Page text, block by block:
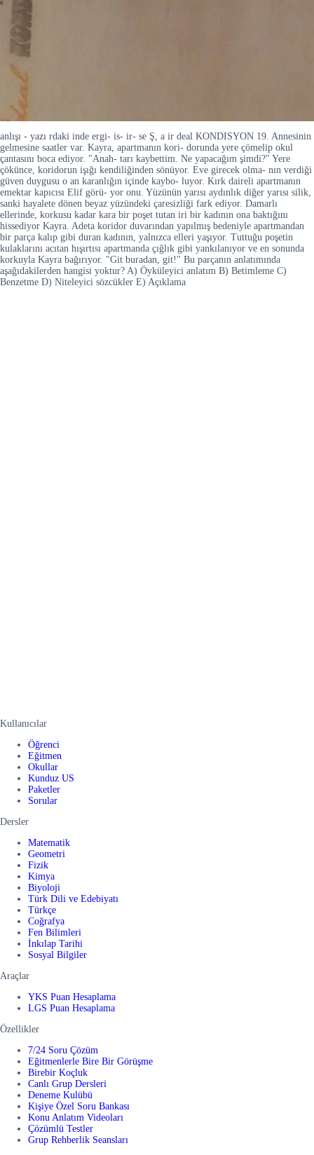
anlışı - yazı rdaki inde ergi- is- ir- se Ş, a ir deal KONDISYON 19. Annesinin
gelmesine saatler var. Kayra, apartmanın kori- dorunda yere çömelip okul
çantasını boca ediyor. "Anah- tarı kaybettim. Ne yapacağım şimdi?" Yere
çökünce, koridorun işığı kendiliğinden sönüyor. Eve girecek olma- nın verdiği
güven duygusu o an karanlığın içinde kaybo- luyor. Kırk daireli apartmanın
emektar kapıcısı Elif görü- yor onu. Yüzünün yarısı aydınlık diğer yarısı silik,
sanki hayalete dönen beyaz yüzündeki çaresizliği fark ediyor. Damarlı
ellerinde, korkusu kadar kara bir poşet tutan iri bir kadının ona baktığını
hissediyor Kayra. Adeta koridor duvarından yapılmış bedeniyle apartmandan
bir parça kalıp gibi duran kadının, yalnızca elleri yaşıyor. Tuttuğu poşetin
kulaklarını acıtan hışırtısı apartmanda çığlık gibi yankılanıyor ve en sonunda
korkuyla Kayra bağırıyor. "Git buradan, git!" Bu parçanın anlatımında
aşağıdakilerden hangisi yoktur? A) Öyküleyici anlatım B) Betimleme C)
Benzetme D) Niteleyici sözcükler E) Açıklama
Kullanıcılar
Öğrenci
Eğitmen
Okullar
Kunduz US
Paketler
Sorular
Dersler
Matematik
Geometri
Fizik
Kimya
Biyoloji
Türk Dili ve Edebiyatı
Türkçe
Coğrafya
Fen Bilimleri
İnkılap Tarihi
Sosyal Bilgiler
Araçlar
YKS Puan Hesaplama
LGS Puan Hesaplama
Özellikler
7/24 Soru Çözüm
Eğitmenlerle Bire Bir Görüşme
Birebir Koçluk
Canlı Grup Dersleri
Deneme Kulübü
Kişiye Özel Soru Bankası
Konu Anlatım Videoları
Çözümlü Testler
Grup Rehberlik Seansları